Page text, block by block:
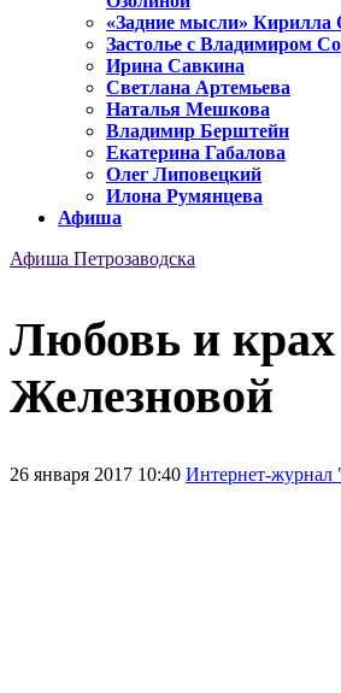
«Задние мысли»
Застолье с Владимиром
Ирина Савкина
Светлана Артемьева
Наталья Мешкова
Владимир Берштейн
Екатерина Габалова
Олег Липовецкий
Илона Румянцева
Афиша
Афиша Петрозаводска
Любовь и
Железновой
26 января 2017 10:40 Интернет-